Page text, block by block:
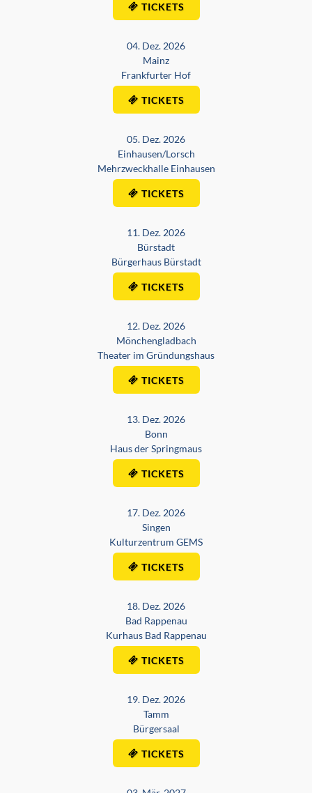
TICKETS
04. Dez. 2026
Mainz
Frankfurter Hof
TICKETS
05. Dez. 2026
Einhausen/Lorsch
Mehrzweckhalle Einhausen
TICKETS
11. Dez. 2026
Bürstadt
Bürgerhaus Bürstadt
TICKETS
12. Dez. 2026
Mönchengladbach
Theater im Gründungshaus
TICKETS
13. Dez. 2026
Bonn
Haus der Springmaus
TICKETS
17. Dez. 2026
Singen
Kulturzentrum GEMS
TICKETS
18. Dez. 2026
Bad Rappenau
Kurhaus Bad Rappenau
TICKETS
19. Dez. 2026
Tamm
Bürgersaal
TICKETS